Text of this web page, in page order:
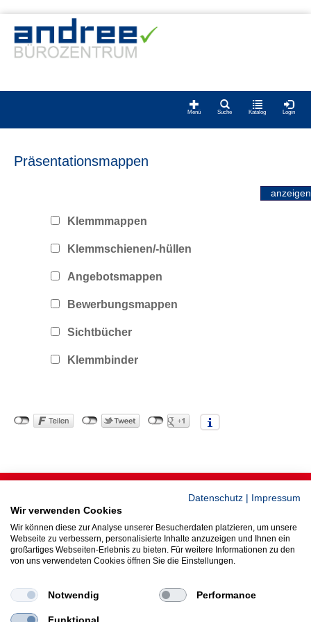
Login
Katalog
Suche
Menü
Präsentationsmappen
Klemmmappen
Klemmschienen/-hüllen
Angebotsmappen
Bewerbungsmappen
Sichtbücher
Klemmbinder
Impressum Datenschutz AGB
Datenschutz
Impressum
Wir verwenden Cookies
Wir können diese zur Analyse unserer Besucherdaten platzieren, um unsere
Webseite zu verbessern, personalisierte Inhalte anzuzeigen und Ihnen ein
großartiges Webseiten-Erlebnis zu bieten. Für weitere Informationen zu den
von uns verwendeten Cookies öffnen Sie die Einstellungen.
Notwendig Performance
Funktional